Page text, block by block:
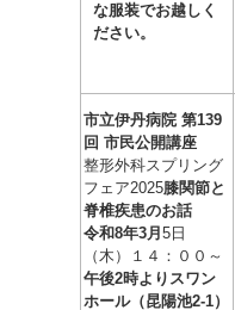
な服装でお越しく
ださい。
市立伊丹病院 第139
回 市民公開講座
整形外科スプリング
フェア2025膝関節と
脊椎疾患のお話
令和8年3月 5日
（木 ）１４：００～
午後2時よりスワン
ホール（昆陽池2-1）